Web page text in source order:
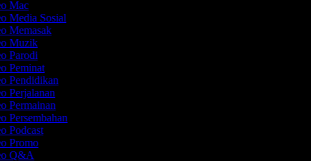
Mac
Media Sosial
Memasak
Muzik
Parodi
Peminat
Pendidikan
Perjalanan
Permainan
Persembahan
Podcast
Promo
Q&A